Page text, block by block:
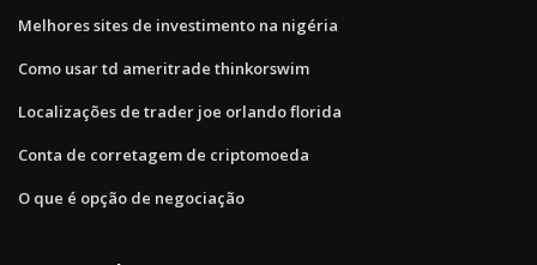
Melhores sites de investimento na nigéria
Como usar td ameritrade thinkorswim
Localizações de trader joe orlando florida
Conta de corretagem de criptomoeda
O que é opção de negociação